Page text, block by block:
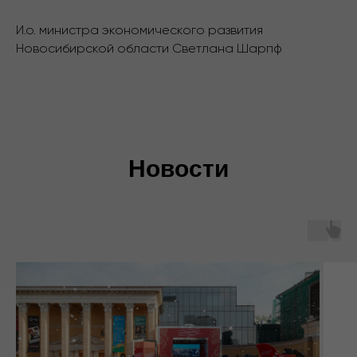
И.о. министра экономического развития
Новосибирской области Светлана Шарпф
Новости